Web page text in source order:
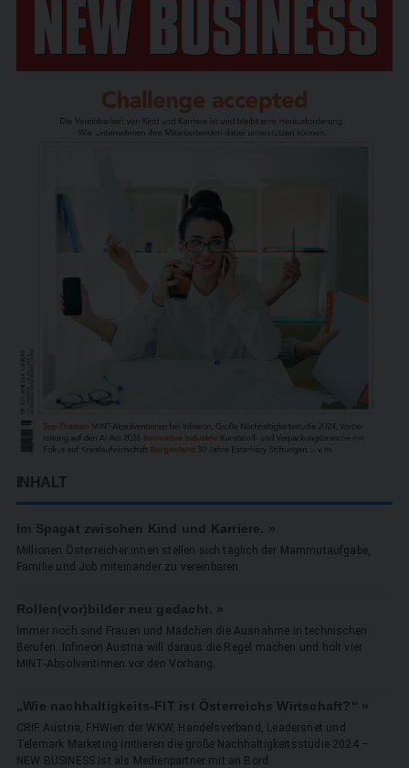
INHALT
Im Spagat zwischen Kind und Karriere. »
Millionen Österreicher:innen stellen sich täglich der Mammutaufgabe,
Familie und Job miteinander zu vereinbaren.
Rollen(vor)bilder neu gedacht. »
Immer noch sind Frauen und Mädchen die Ausnahme in technischen
Berufen. Infineon Austria will daraus die Regel machen und holt vier
MINT-Absolventinnen vor den Vorhang.
„Wie nachhaltigkeits-FIT ist Österreichs Wirtschaft?“ »
CRIF Austria, FHWien der WKW, Handelsverband, Leadersnet und
Telemark Marketing initiieren die große Nachhaltigkeitsstudie 2024 –
NEW BUSINESS ist als Medienpartner mit an Bord.